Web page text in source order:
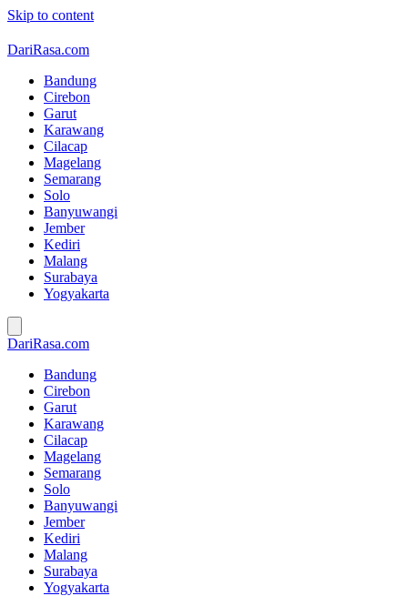
Skip to content
DariRasa.com
Bandung
Cirebon
Garut
Karawang
Cilacap
Magelang
Semarang
Solo
Banyuwangi
Jember
Kediri
Malang
Surabaya
Yogyakarta
DariRasa.com
Bandung
Cirebon
Garut
Karawang
Cilacap
Magelang
Semarang
Solo
Banyuwangi
Jember
Kediri
Malang
Surabaya
Yogyakarta